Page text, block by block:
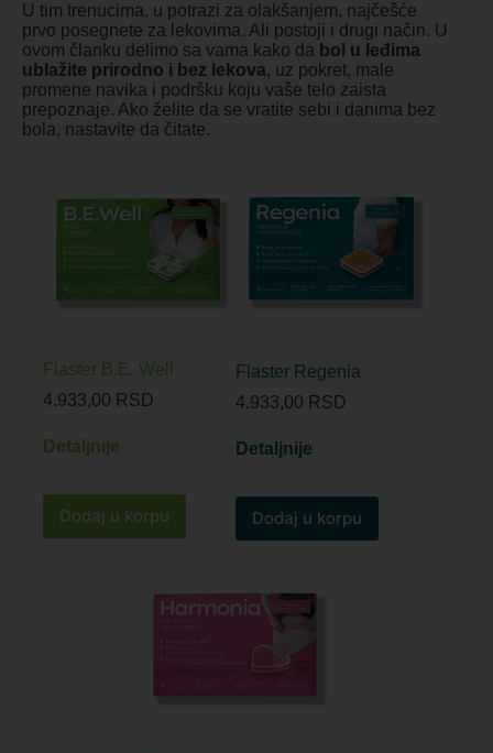
U tim trenucima, u potrazi za olakšanjem, najčešće
prvo posegnete za lekovima. Ali postoji i drugi način. U
ovom članku delimo sa vama kako da bol u leđima
ublažite prirodno i bez lekova, uz pokret, male
promene navika i podršku koju vaše telo zaista
prepoznaje. Ako želite da se vratite sebi i danima bez
bola, nastavite da čitate.
Flaster B.E. Well
4.933,00 RSD
Detaljnije
Dodaj u korpu
Flaster Regenia
4.933,00 RSD
Detaljnije
Dodaj u korpu